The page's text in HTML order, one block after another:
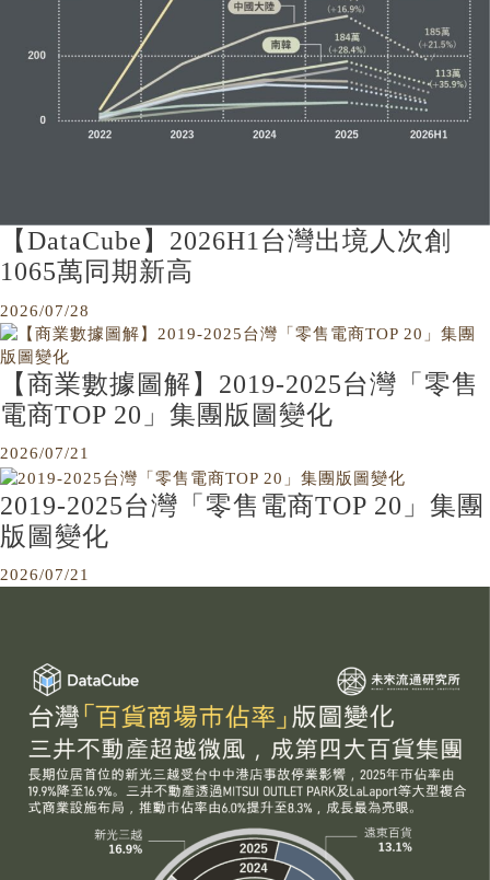
【DataCube】2026H1台灣出境人次創
1065萬同期新高
2026/07/28
【商業數據圖解】2019-2025台灣「零售
電商TOP 20」集團版圖變化
2026/07/21
2019-2025台灣「零售電商TOP 20」集團
版圖變化
2026/07/21